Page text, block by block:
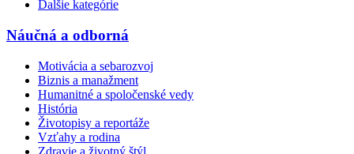
Ďalšie kategórie
Náučná a odborná
Motivácia a sebarozvoj
Biznis a manažment
Humanitné a spoločenské vedy
História
Životopisy a reportáže
Vzťahy a rodina
Zdravie a životný štýl